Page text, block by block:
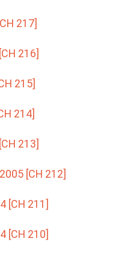
217]
216]
215]
214]
213]
[CH 212]
[CH 211]
[CH 210]